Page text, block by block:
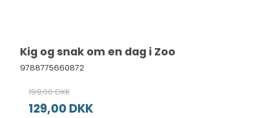
Kig og snak om en dag i Zoo
9788775660872
199,00 DKK
129,00 DKK